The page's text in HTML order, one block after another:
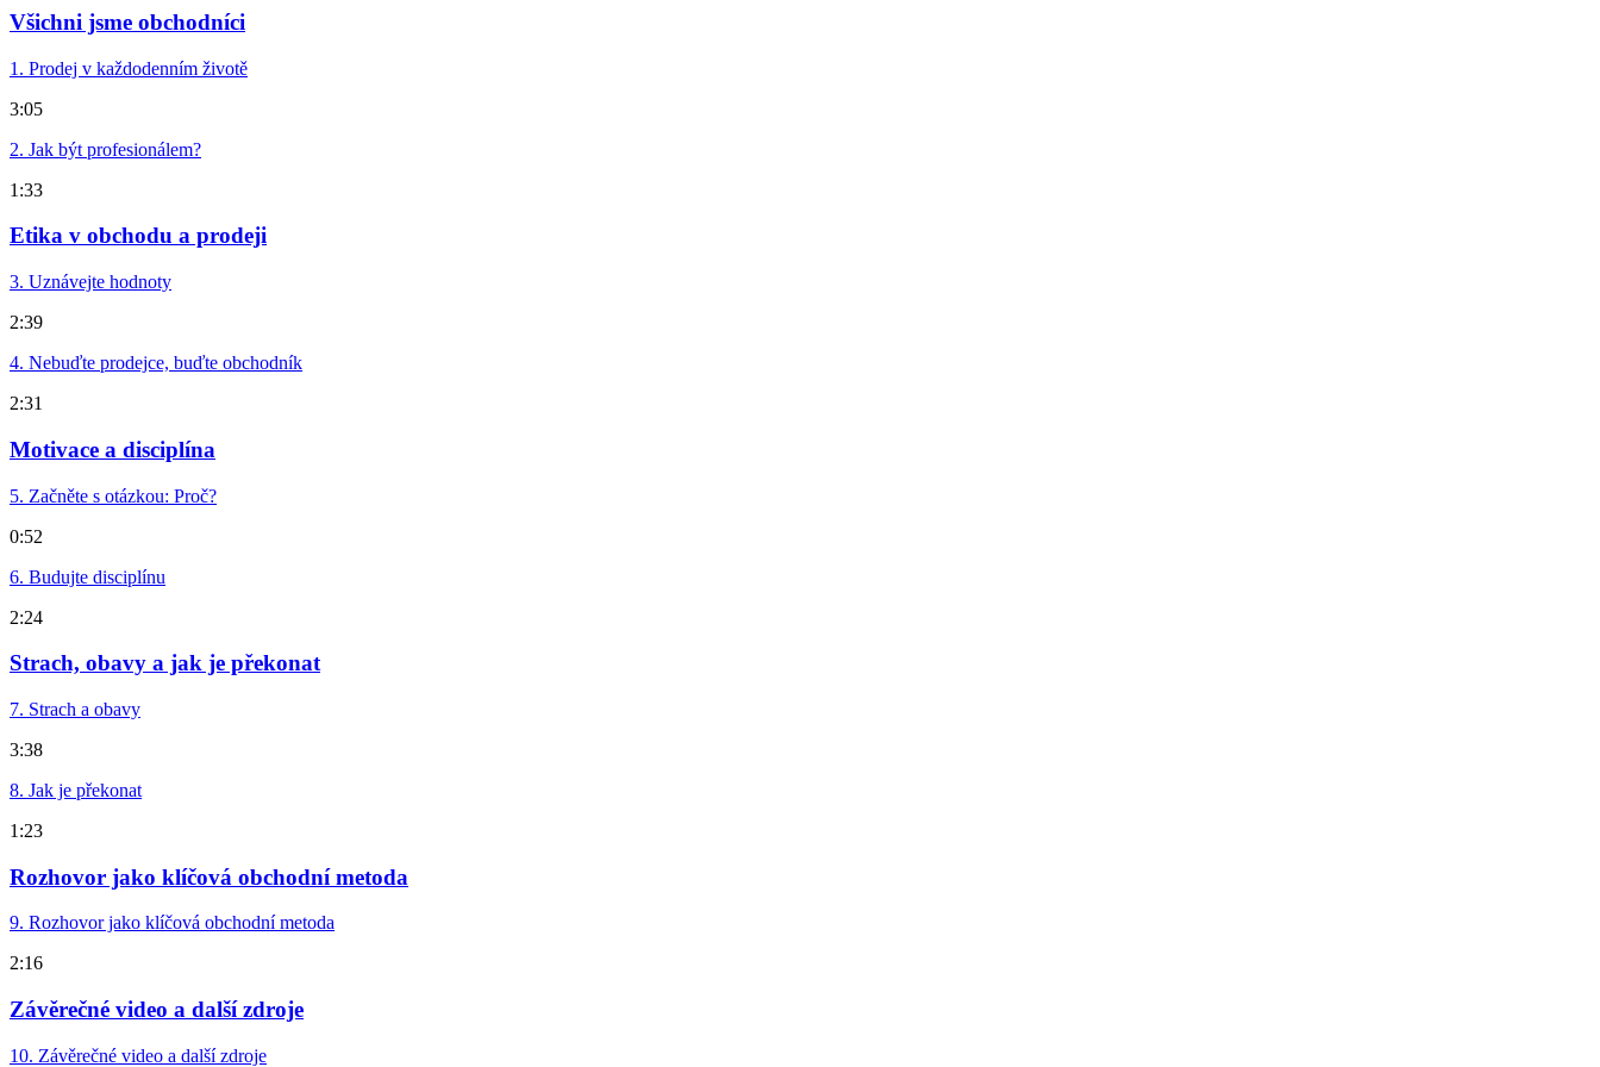
Všichni jsme obchodníci
1. Prodej v každodenním životě
3:05
2. Jak být profesionálem?
1:33
Etika v obchodu a prodeji
3. Uznávejte hodnoty
2:39
4. Nebuďte prodejce, buďte obchodník
2:31
Motivace a disciplína
5. Začněte s otázkou: Proč?
0:52
6. Budujte disciplínu
2:24
Strach, obavy a jak je překonat
7. Strach a obavy
3:38
8. Jak je překonat
1:23
Rozhovor jako klíčová obchodní metoda
9. Rozhovor jako klíčová obchodní metoda
2:16
Závěrečné video a další zdroje
10. Závěrečné video a další zdroje